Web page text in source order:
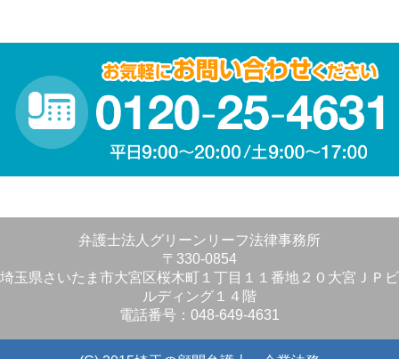
弁護士法人グリーンリーフ法律事務所
〒330-0854
埼玉県さいたま市大宮区桜木町１丁目１１番地２０大宮ＪＰビ
ルディング１４階
電話番号：048-649-4631